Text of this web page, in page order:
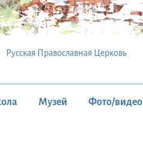
Русская Православная Церковь
Музей Фото/видео